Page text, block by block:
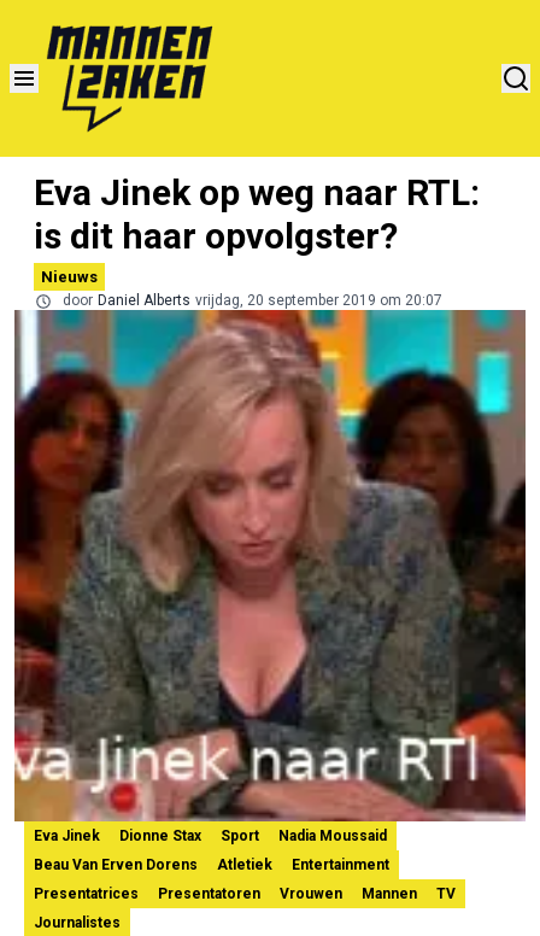
Eva Jinek op weg naar RTL:
is dit haar opvolgster?
Nieuws
door Daniel Alberts vrijdag, 20 september 2019 om 20:07
Eva Jinek Dionne Stax Sport
Nadia Moussaid
Beau Van Erven Dorens
Atletiek
Entertainment
Presentatrices
Presentatoren Vrouwen Mannen
TV
Journalistes